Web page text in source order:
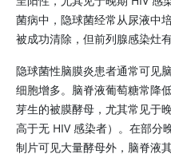
菌病中，隐球菌经常从尿液中
被成功清除，但前列腺感染灶
隐球菌性脑膜炎患者通常可见
细胞增多。脑脊液葡萄糖常降
芽生的被膜酵母，尤其常见于
高于无 HIV 感染者）。在部分
制片可见大量酵母外，脑脊液